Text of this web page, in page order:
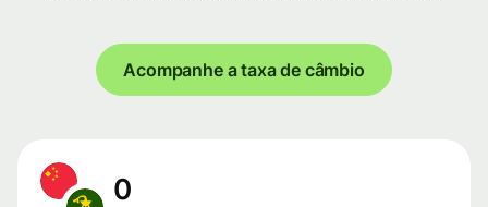
Acompanhe a taxa de câmbio
0